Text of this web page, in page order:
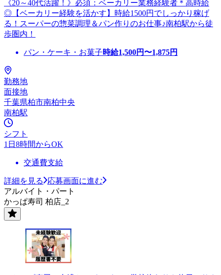
《20～40代活躍！》必須：ベーカリー業務経験者＊高時給
◎【ベーカリー経験を活かす】時給1500円でしっかり稼げ
る！スーパーの惣菜調理＆パン作りのお仕事♪南柏駅から徒
歩圏内！
パン・ケーキ・お菓子時給1,500円〜1,875円
勤務地
面接地
千葉県柏市南柏中央
南柏駅
シフト
1日8時間からOK
交通費支給
詳細を見る
応募画面に進む
アルバイト・パート
かっぱ寿司 柏店_2